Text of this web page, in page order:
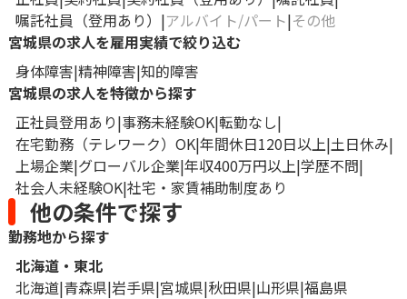
嘱託社員（登用あり）
アルバイト/パート その他
宮城県の求人を雇用実績で絞り込む
身体障害 精神障害 知的障害
宮城県の求人を特徴から探す
正社員登用あり 事務未経験OK 転勤なし
在宅勤務（テレワーク）OK 年間休日120日以上 土日休み
上場企業 グローバル企業 年収400万円以上 学歴不問
社会人未経験OK 社宅・家賃補助制度あり
他の条件で探す
勤務地から探す
北海道・東北
北海道 青森県 岩手県 宮城県 秋田県 山形県 福島県